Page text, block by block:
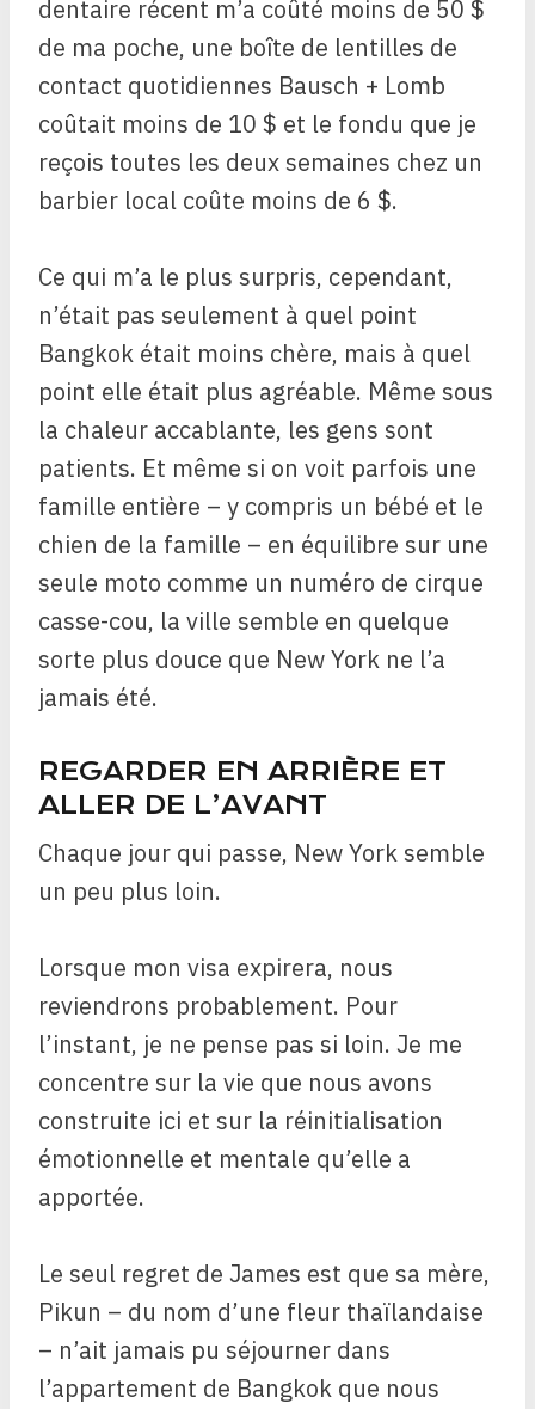
dentaire récent m’a coûté moins de 50 $
de ma poche, une boîte de lentilles de
contact quotidiennes Bausch + Lomb
coûtait moins de 10 $ et le fondu que je
reçois toutes les deux semaines chez un
barbier local coûte moins de 6 $.
Ce qui m’a le plus surpris, cependant,
n’était pas seulement à quel point
Bangkok était moins chère, mais à quel
point elle était plus agréable. Même sous
la chaleur accablante, les gens sont
patients. Et même si on voit parfois une
famille entière – y compris un bébé et le
chien de la famille – en équilibre sur une
seule moto comme un numéro de cirque
casse-cou, la ville semble en quelque
sorte plus douce que New York ne l’a
jamais été.
REGARDER EN ARRIÈRE ET
ALLER DE L’AVANT
Chaque jour qui passe, New York semble
un peu plus loin.
Lorsque mon visa expirera, nous
reviendrons probablement. Pour
l’instant, je ne pense pas si loin. Je me
concentre sur la vie que nous avons
construite ici et sur la réinitialisation
émotionnelle et mentale qu’elle a
apportée.
Le seul regret de James est que sa mère,
Pikun – du nom d’une fleur thaïlandaise
– n’ait jamais pu séjourner dans
l’appartement de Bangkok que nous